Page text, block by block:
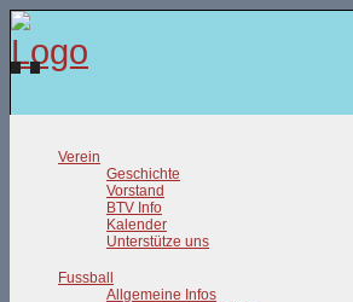
Verein
Geschichte
Vorstand
BTV Info
Kalender
Unterstütze uns
Fussball
Allgemeine Infos